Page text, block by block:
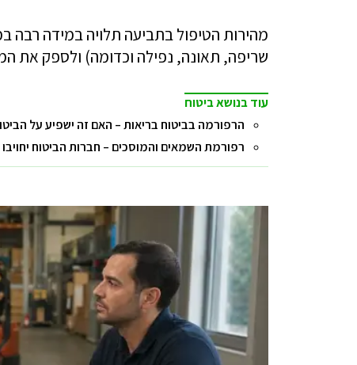
מהירות הטיפול בתביעה תלויה במידה רבה
שריפה, תאונה, נפילה וכדומה) ולספק את
עוד בנושא ביטוח
הרפורמה בביטוח בריאות – האם זה ישפיע על
רפורמת השמאים והמוסכים – חברות הביטוח